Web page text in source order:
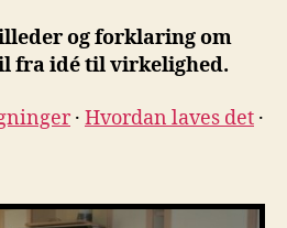
og forklaring om
fra idé til virkelighed.
· Hvordan laves det ·